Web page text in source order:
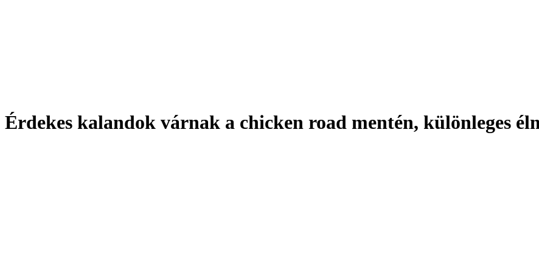
Érdekes kalandok várnak a chicken road mentén, különleges